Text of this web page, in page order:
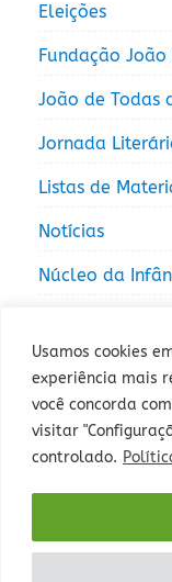
Usamos cookies
experiência mais
você concorda
visitar
controlado.
Eleições
Fundação João
João de Todas
Jornada
Listas de
Notícias
Núcleo da
Rua Sepé Tiaraju,